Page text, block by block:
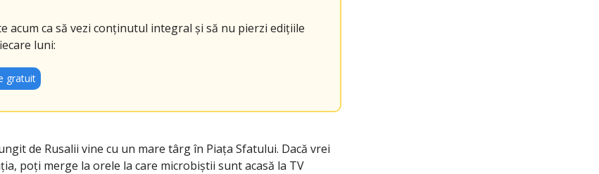
acum ca să vezi conținutul integral și să nu pierzi edițiile
luni:
gratuit
de Rusalii vine cu un mare târg în Piața Sfatului. Dacă vrei
poți merge la orele la care microbiștii sunt acasă la TV